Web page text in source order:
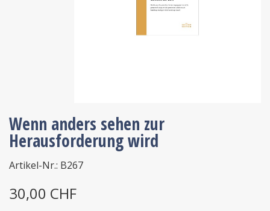
Wenn anders sehen zur
Herausforderung wird
Artikel-Nr.: B267
30,00 CHF